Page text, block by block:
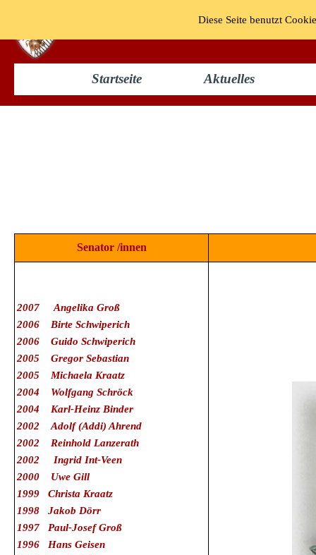
Diese Seite benutzt
Startseite Aktuelles
KG
Senator /innen
2007 Angelika Groß
2006 Birte Schwiperich
2006 Guido Schwiperich
2005 Gregor Sebastian
2005 Michaela Kraatz
2004 Wolfgang Schröck
2004 Karl-Heinz Binder
2002 Adolf (Addi) Ahrend
2002 Reinhold Lanzerath
2002 Ingrid Int-Veen
2000 Uwe Gill
1999 Christa Kraatz
1998 Jakob Dörr
1997 Paul-Josef Groß
1996 Hans Geisen